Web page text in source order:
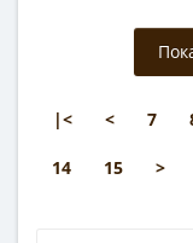
|< < 7
14 15 >